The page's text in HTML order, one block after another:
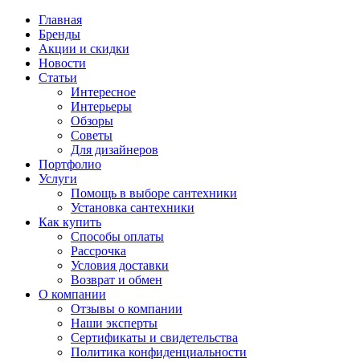
Главная
Бренды
Акции и скидки
Новости
Статьи
Интересное
Интерьеры
Обзоры
Советы
Для дизайнеров
Портфолио
Услуги
Помощь в выборе сантехники
Установка сантехники
Как купить
Способы оплаты
Рассрочка
Условия доставки
Возврат и обмен
О компании
Отзывы о компании
Наши эксперты
Сертификаты и свидетельства
Политика конфиденциальности